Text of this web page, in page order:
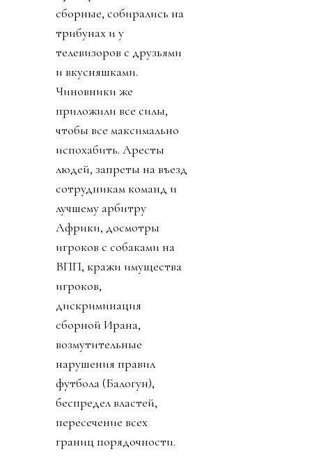
сборные, собирались на
трибунах и у
телевизоров с друзьями
и вкусняшками.
Чиновники же
приложили все силы,
чтобы все максимально
испохабить. Аресты
людей, запреты на въезд
сотрудникам команд и
лучшему арбитру
Африки, досмотры
игроков с собаками на
ВПП, кражи имущества
игроков,
дискриминация
сборной Ирана,
возмутительные
нарушения правил
футбола (Балогун),
беспредел властей,
пересечение всех
границ порядочности.